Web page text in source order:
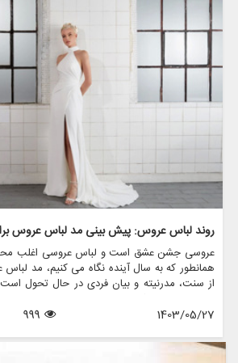
روند لباس عروس: پیش بینی مد لباس عروس
عروسی جشن عشق است و لباس عروسی اغلب
همانطور که به سال آینده نگاه می کنیم، مد
از سنت، مدرنیته و بیان فردی در حال تحول
خواهیم کرد و بینشی در مورد سبک ها، پارچه ها
مزون چرخچی چگونه می تواند به عروس ها کمک
1403/05/27
999